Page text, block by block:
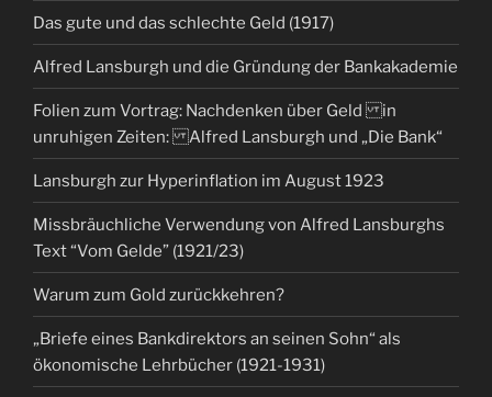
Das gute und das schlechte Geld (1917)
Alfred Lansburgh und die Gründung der Bankakademie
Folien zum Vortrag: Nachdenken über Geld in
unruhigen Zeiten: Alfred Lansburgh und „Die Bank“
Lansburgh zur Hyperinflation im August 1923
Missbräuchliche Verwendung von Alfred Lansburghs
Text “Vom Gelde” (1921/23)
Warum zum Gold zurückkehren?
„Briefe eines Bankdirektors an seinen Sohn“ als
ökonomische Lehrbücher (1921-1931)